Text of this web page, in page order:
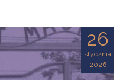
26
stycznia
2026